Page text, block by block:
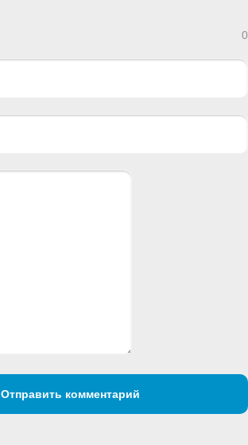
0
Отправить комментарий